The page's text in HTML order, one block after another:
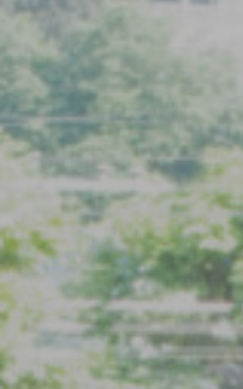
Anmeldung
Anfrageformular
Anmeldung
Anfrageformular